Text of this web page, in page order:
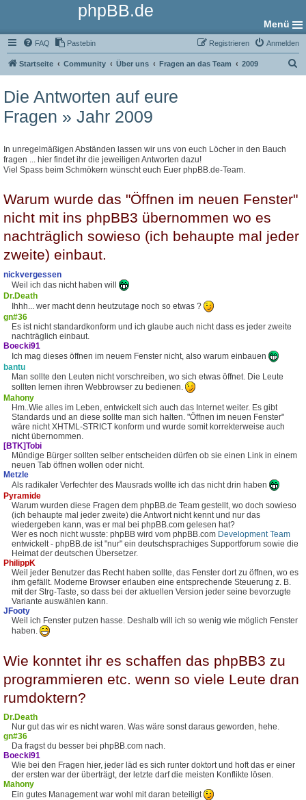
phpBB.de
Menü
FAQ Pastebin Anmelden
Registrieren
Startseite Community Über uns Fragen an das Team 2009
Die Antworten auf eure
Fragen » Jahr 2009
In unregelmäßigen Abständen lassen wir uns von euch Löcher in den Bauch
fragen ... hier findet ihr die jeweiligen Antworten dazu!
Viel Spass beim Schmökern wünscht euch Euer phpBB.de-Team.
Warum wurde das "Öffnen im neuen Fenster"
nicht mit ins phpBB3 übernommen wo es
nachträglich sowieso (ich behaupte mal jeder
zweite) einbaut.
nickvergessen
Weil ich das nicht haben will
Dr.Death
Ihhh... wer macht denn heutzutage noch so etwas ?
gn#36
Es ist nicht standardkonform und ich glaube auch nicht dass es jeder zweite
nachträglich einbaut.
Boecki91
Ich mag dieses öffnen im neuem Fenster nicht, also warum einbauen
bantu
Man sollte den Leuten nicht vorschreiben, wo sich etwas öffnet. Die Leute
sollten lernen ihren Webbrowser zu bedienen.
Mahony
Hm..Wie alles im Leben, entwickelt sich auch das Internet weiter. Es gibt
Standards und an diese sollte man sich halten. "Öffnen im neuen Fenster"
wäre nicht XHTML-STRICT konform und wurde somit korrekterweise auch
nicht übernommen.
[BTK]Tobi
Mündige Bürger sollten selber entscheiden dürfen ob sie einen Link in einem
neuen Tab öffnen wollen oder nicht.
Metzle
Als radikaler Verfechter des Mausrads wollte ich das nicht drin haben
Pyramide
Warum wurden diese Fragen dem phpBB.de Team gestellt, wo doch sowieso
(ich behaupte mal jeder zweite) die Antwort nicht kennt und nur das
wiedergeben kann, was er mal bei phpBB.com gelesen hat?
Wer es noch nicht wusste: phpBB wird vom phpBB.com Development Team
entwickelt - phpBB.de ist "nur" ein deutschsprachiges Supportforum sowie die
Heimat der deutschen Übersetzer.
PhilippK
Weil jeder Benutzer das Recht haben sollte, das Fenster dort zu öffnen, wo es
ihm gefällt. Moderne Browser erlauben eine entsprechende Steuerung z. B.
mit der Strg-Taste, so dass bei der aktuellen Version jeder seine bevorzugte
Variante auswählen kann.
JFooty
Weil ich Fenster putzen hasse. Deshalb will ich so wenig wie möglich Fenster
haben.
Wie konntet ihr es schaffen das phpBB3 zu
programmieren etc. wenn so viele Leute dran
rumdoktern?
Dr.Death
Nur gut das wir es nicht waren. Was wäre sonst daraus geworden, hehe.
gn#36
Da fragst du besser bei phpBB.com nach.
Boecki91
Wie bei den Fragen hier, jeder läd es sich runter doktort und hoft das er einer
der ersten war der überträgt, der letzte darf die meisten Konflikte lösen.
Mahony
Ein gutes Management war wohl mit daran beteiligt